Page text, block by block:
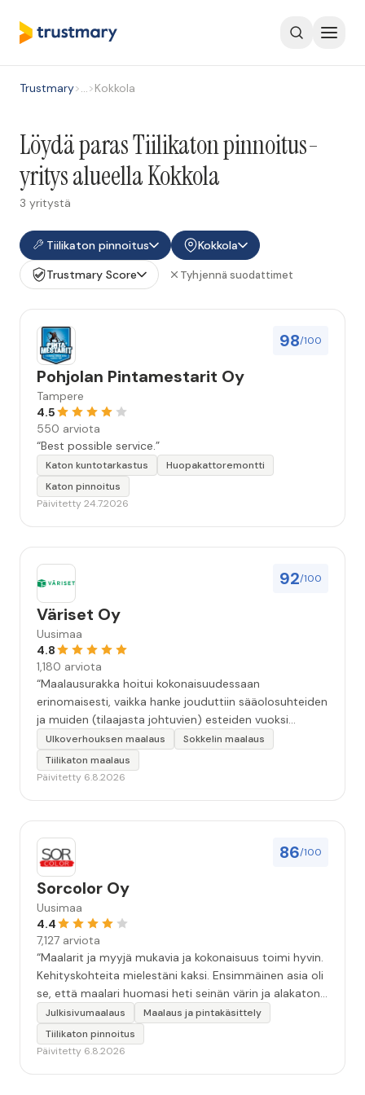
Trustmary>…>Kokkola
Löydä paras Tiilikaton pinnoitus-
yritys alueella Kokkola
3 yritystä
Tiilikaton pinnoitus
Kokkola
Trustmary Score
Tyhjennä suodattimet
98/100
Pohjolan Pintamestarit Oy
Tampere
4.5
550 arviota
“Best possible service.”
Katon kuntotarkastus
Huopakattoremontti
Katon pinnoitus
Päivitetty 24.7.2026
92/100
Väriset Oy
Uusimaa
4.8
1,180 arviota
“Maalausurakka hoitui kokonaisuudessaan
erinomaisesti, vaikka hanke jouduttiin sääolosuhteiden
ja muiden (tilaajasta johtuvien) esteiden vuoksi
keskeyttämään n. 3 viikoksi. Maalaistulos on oikein
hyvä, yhteydenpito erinomaista, jälkityöt tehtiin
huolellisesti. Suosittelen. Erityiskiitos itse maalareille:
Ulkoverhouksen maalaus
Sokkelin maalaus
Tiilikaton maalaus
Päivitetty 6.8.2026
86/100
Sorcolor Oy
Uusimaa
4.4
7,127 arviota
“Maalarit ja myyjä mukavia ja kokonaisuus toimi hyvin.
Kehityskohteita mielestäni kaksi. Ensimmäinen asia oli
se, että maalari huomasi heti seinän värin ja alakaton
värin erot mitä en huomannut. Hyvä toki että siinä
kohtaa huomattu mutta toki optimaalisessa
tilanteessa myyjä olisi jo kiinnittänyt tähän huomiota.
Julkisivumaalaus
Maalaus ja pintakäsittely
Tiilikaton pinnoitus
Päivitetty 6.8.2026